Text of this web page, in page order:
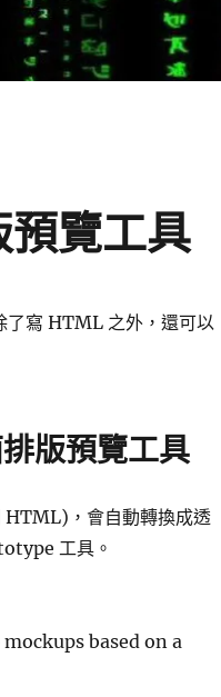
覽工具
了寫 HTML 之外，還可以
版預覽工具
，會自動轉換成透
工具。
based on a